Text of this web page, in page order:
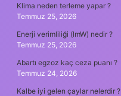
Klima neden terleme yapar ?
Temmuz 25, 2026
Enerji verimliliği (lmW) nedir ?
Temmuz 25, 2026
Abartı egzoz kaç ceza puanı ?
Temmuz 24, 2026
Kalbe iyi gelen çaylar nelerdir ?